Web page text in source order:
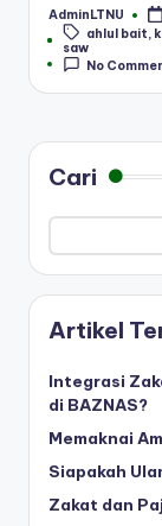
Posted
by
AdminLTNU
Tags:ahlul bait,
saw
No
Cari
Artikel
Integrasi
di BAZNAS?
Memaknai
Siapakah
Zakat dan